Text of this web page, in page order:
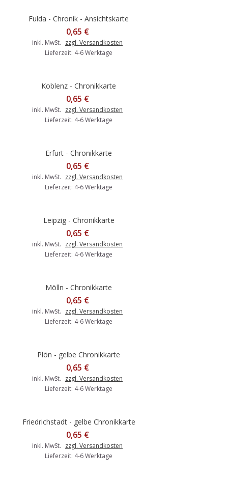
Fulda - Chronik - Ansichtskarte
0,65 €
inkl. MwSt. zzgl. Versandkosten
Lieferzeit: 4-6 Werktage
Koblenz - Chronikkarte
0,65 €
inkl. MwSt. zzgl. Versandkosten
Lieferzeit: 4-6 Werktage
Erfurt - Chronikkarte
0,65 €
inkl. MwSt. zzgl. Versandkosten
Lieferzeit: 4-6 Werktage
Leipzig - Chronikkarte
0,65 €
inkl. MwSt. zzgl. Versandkosten
Lieferzeit: 4-6 Werktage
Mölln - Chronikkarte
0,65 €
inkl. MwSt. zzgl. Versandkosten
Lieferzeit: 4-6 Werktage
Plön - gelbe Chronikkarte
0,65 €
inkl. MwSt. zzgl. Versandkosten
Lieferzeit: 4-6 Werktage
Friedrichstadt - gelbe Chronikkarte
0,65 €
inkl. MwSt. zzgl. Versandkosten
Lieferzeit: 4-6 Werktage